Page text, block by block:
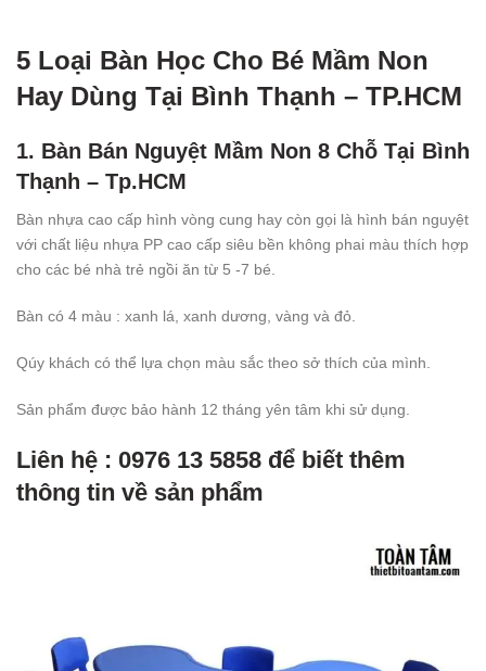
5 Loại Bàn Học Cho Bé Mầm Non
Hay Dùng Tại Bình Thạnh – TP.HCM
1. Bàn Bán Nguyệt Mầm Non 8 Chỗ Tại Bình
Thạnh – Tp.HCM
Bàn nhựa cao cấp hình vòng cung hay còn gọi là hình bán nguyệt
với chất liệu nhựa PP cao cấp siêu bền không phai màu thích hợp
cho các bé nhà trẻ ngồi ăn từ 5 -7 bé.
Bàn có 4 màu : xanh lá, xanh dương, vàng và đỏ.
Qúy khách có thể lựa chọn màu sắc theo sở thích của mình.
Sản phẩm được bảo hành 12 tháng yên tâm khi sử dụng.
Liên hệ : 0976 13 5858 để biết thêm
thông tin về sản phẩm